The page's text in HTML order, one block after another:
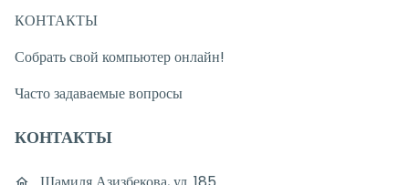
КОНТАКТЫ
Собрать свой компьютер онлайн!
Часто задаваемые вопросы
КОНТАКТЫ